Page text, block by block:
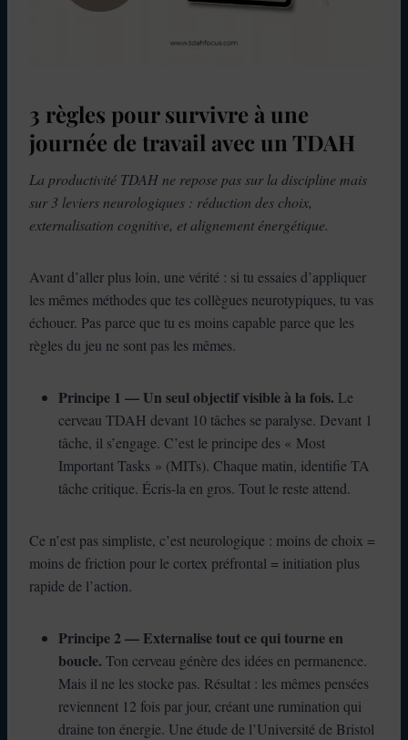
3 règles pour survivre à une
journée de travail avec un TDAH
La productivité TDAH ne repose pas sur la discipline mais
sur 3 leviers neurologiques : réduction des choix,
externalisation cognitive, et alignement énergétique.
Avant d’aller plus loin, une vérité : si tu essaies d’appliquer
les mêmes méthodes que tes collègues neurotypiques, tu vas
échouer. Pas parce que tu es moins capable parce que les
règles du jeu ne sont pas les mêmes.
Principe 1 — Un seul objectif visible à la fois. Le
cerveau TDAH devant 10 tâches se paralyse. Devant 1
tâche, il s’engage. C’est le principe des « Most
Important Tasks » (MITs). Chaque matin, identifie TA
tâche critique. Écris-la en gros. Tout le reste attend.
Ce n’est pas simpliste, c’est neurologique : moins de choix =
moins de friction pour le cortex préfrontal = initiation plus
rapide de l’action.
Principe 2 — Externalise tout ce qui tourne en
boucle. Ton cerveau génère des idées en permanence.
Mais il ne les stocke pas. Résultat : les mêmes pensées
reviennent 12 fois par jour, créant une rumination qui
draine ton énergie. Une étude de l’Université de Bristol